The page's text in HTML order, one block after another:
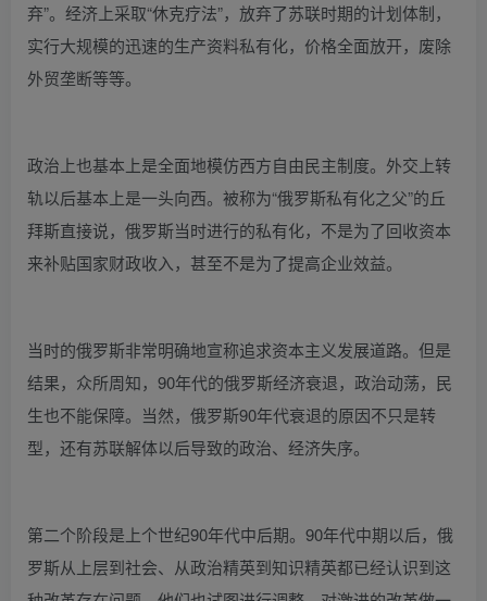
弃”。经济上采取“休克疗法”，放弃了苏联时期的计划体制，
实行大规模的迅速的生产资料私有化，价格全面放开，废除
外贸垄断等等。
政治上也基本上是全面地模仿西方自由民主制度。外交上转
轨以后基本上是一头向西。被称为“俄罗斯私有化之父”的丘
拜斯直接说，俄罗斯当时进行的私有化，不是为了回收资本
来补贴国家财政收入，甚至不是为了提高企业效益。
当时的俄罗斯非常明确地宣称追求资本主义发展道路。但是
结果，众所周知，90年代的俄罗斯经济衰退，政治动荡，民
生也不能保障。当然，俄罗斯90年代衰退的原因不只是转
型，还有苏联解体以后导致的政治、经济失序。
第二个阶段是上个世纪90年代中后期。90年代中期以后，俄
罗斯从上层到社会、从政治精英到知识精英都已经认识到这